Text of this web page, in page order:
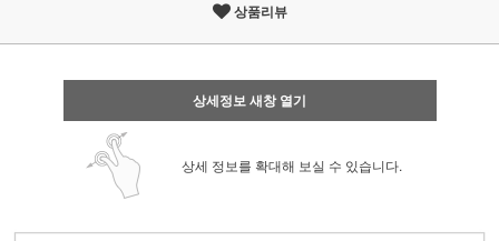
상품리뷰
상세정보 새창 열기
상세 정보를 확대해 보실 수 있습니다.